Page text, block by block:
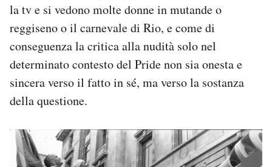
la tv e si vedono molte donne in mutande o
reggiseno o il carnevale di Rio, e come di
conseguenza la critica alla nudità solo nel
determinato contesto del Pride non sia onesta e
sincera verso il fatto in sé, ma verso la sostanza
della questione.